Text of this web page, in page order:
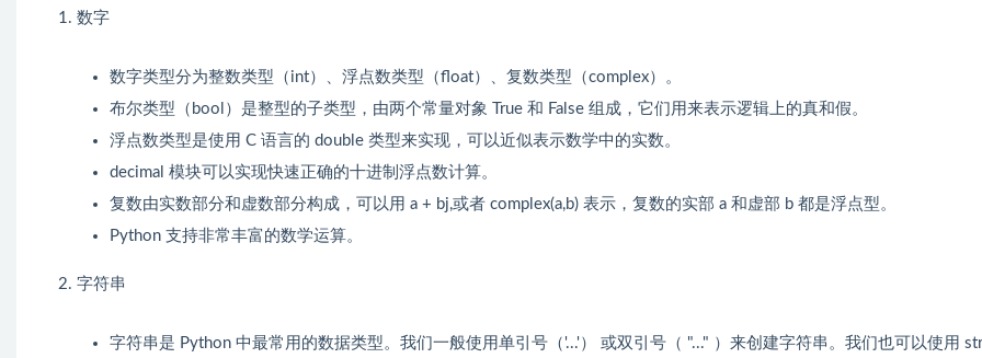
数字
数字类型分为整数类型（int）、浮点数类型（float）、复数类型（complex）。
布尔类型（bool）是整型的子类型，由两个常量对象 True 和 False 组成，它们用来表示逻辑上的真和假。
浮点数类型是使用 C 语言的 double 类型来实现，可以近似表示数学中的实数。
decimal 模块可以实现快速正确的十进制浮点数计算。
复数由实数部分和虚数部分构成，可以用 a + bj,或者 complex(a,b) 表示，复数的实部 a 和虚部 b 都是浮点型。
Python 支持非常丰富的数学运算。
字符串
字符串是 Python 中最常用的数据类型。我们一般使用单引号（'...'） 或双引号（ "..." ）来创建字符串。我们也可以使用